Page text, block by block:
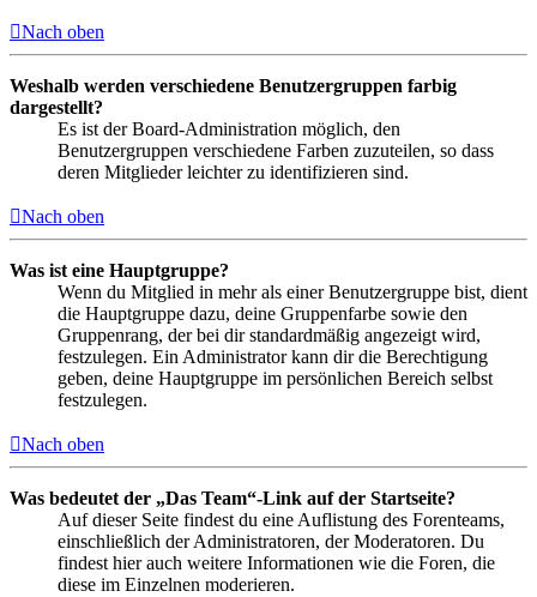
Nach oben
Weshalb werden verschiedene Benutzergruppen farbig
dargestellt?
Es ist der Board-Administration möglich, den
Benutzergruppen verschiedene Farben zuzuteilen, so dass
deren Mitglieder leichter zu identifizieren sind.
Nach oben
Was ist eine Hauptgruppe?
Wenn du Mitglied in mehr als einer Benutzergruppe bist, dient
die Hauptgruppe dazu, deine Gruppenfarbe sowie den
Gruppenrang, der bei dir standardmäßig angezeigt wird,
festzulegen. Ein Administrator kann dir die Berechtigung
geben, deine Hauptgruppe im persönlichen Bereich selbst
festzulegen.
Nach oben
Was bedeutet der „Das Team“-Link auf der Startseite?
Auf dieser Seite findest du eine Auflistung des Forenteams,
einschließlich der Administratoren, der Moderatoren. Du
findest hier auch weitere Informationen wie die Foren, die
diese im Einzelnen moderieren.